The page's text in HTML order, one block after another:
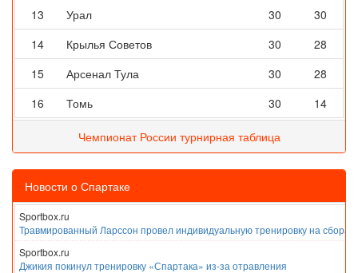
13
Урал 30
30
14
Крылья Советов 30
28
15
Арсенал Тула 30
28
16
Томь 30 14
Чемпионат России турнирная таблица
Новости о Спартаке
Sportbox.ru
Травмированный Ларссон провел индивидуальную тренировку на
Sportbox.ru
Джикия покинул тренировку «Спартака» из-за отравления